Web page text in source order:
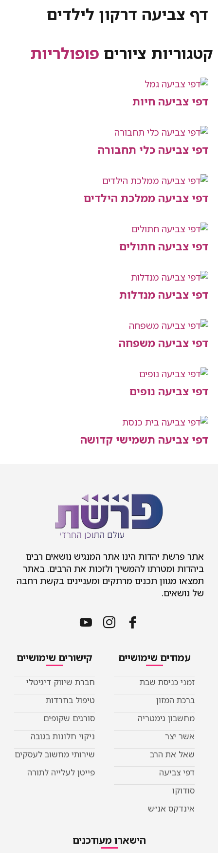
דרקון לילדים
ציוריםפופולריות
חיות
כלי תחבורה
ממלכת הילדים
חתולים
מנדלות
משפחה
נופים
תשמישי קדושה
יהדות הינו אתר המנגיש נושאים רבים
ומטרתו להמשיך ולזכות את הרבים. באתר
תכנים מרתקים ומעניינים בקשת רחבה
שימושיים
שבת
גימטריה
הרב
אנ״ש
קישורים שימושיים
חברת שיווק דיגיטלי
טיפול בחרדות
סורגים שקופים
ניקוי חלונות בגובה
שירותי מחשוב לעסקים
פייטן לעלייה לתורה
הישארו מעודכנים